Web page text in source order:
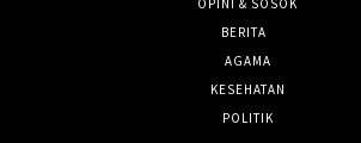
OPINI & SOSOK
BERITA
AGAMA
KESEHATAN
POLITIK